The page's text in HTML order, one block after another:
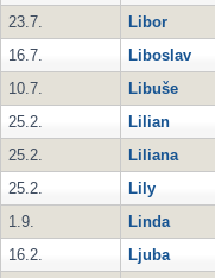
23.7.
Libor
16.7.
Liboslav
10.7.
Libuše
25.2.
Lilian
25.2.
Liliana
25.2.
Lily
1.9.
Linda
16.2.
Ljuba